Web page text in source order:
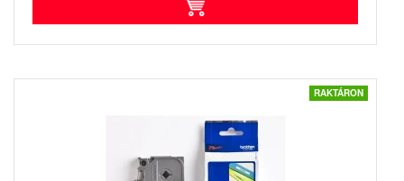
RAKTÁRON